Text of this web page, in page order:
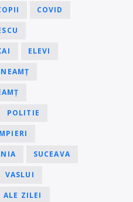
COVID
ELEVI
POLITIE
SUCEAVA
VASLUI
ALE ZILEI